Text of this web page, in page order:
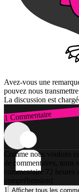
Avez-vous une
pouvez nous
La discussion est
1 Commentaire
Connexion
Comme nous voulons
de commentaires, nous
commentaire 72
compréhension!
1
Afficher tous les